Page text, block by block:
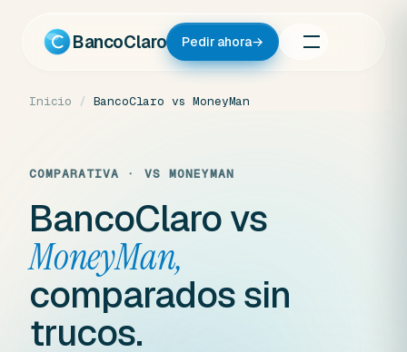
contenido
BancoClaro Pedir ahora→
Inicio / BancoClaro vs MoneyMan
COMPARATIVA · VS MONEYMAN
BancoClaro vs
MoneyMan,
comparados sin
trucos.